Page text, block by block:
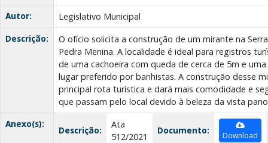
Autor:
Legislativo Municipal
Descrição:
O ofício solicita a construção de um mirante na
Pedra Menina. A localidade é ideal para registros
de uma cachoeira com queda de cerca de 5m e
lugar preferido por banhistas. A construção desse
principal rota turística e dará mais comodidade e
que passam pelo local devido à beleza da vista
Anexo(s):
Descrição:
Ata
512/2021
Documento: Download